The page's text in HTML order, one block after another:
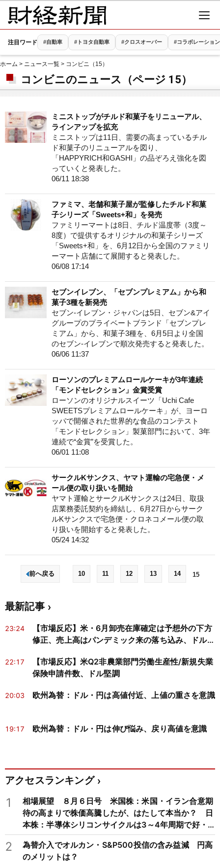
注目ワード #自動車 #トヨタ自動車 #クロスオーバー #コラボレーション
ホーム > ニュース一覧 > コンビニ（15）
コンビニのニュース（ページ 15）
ミニストップがチルド和菓子をリニューアル、
ラインアップを拡充
ミニストップは11日、需要の高まっているチル
ド和菓子のリニューアルを図り、
「HAPPYRICH和GASHI」の品ぞろえ強化を図
っていくと発表した。
06/11 18:38
ファミマ、老舗和菓子屋が監修したチルド和菓
子シリーズ「Sweets+和」を発売
ファミリーマートは8日、チルド温度帯（3度～
8度）で提供するオリジナルの和菓子シリーズ
「Sweets+和」を、6月12日から全国のファミリ
ーマート店舗にて展開すると発表した。
06/08 17:14
セブンイレブン、「セブンプレミアム」から和
菓子3種を新発売
セブン-イレブン・ジャパンは5日、セブン&アイ
グループのプライベートブランド「セブンプレ
ミアム」から、和菓子3種を、6月5日より全国
のセブン-イレブンで順次発売すると発表した。
06/06 11:37
ローソンのプレミアムロールケーキが3年連続
「モンドセレクション」金賞受賞
ローソンのオリジナルスイーツ「Uchi Cafe
SWEETSプレミアムロールケーキ」が、ヨーロ
ッパで開催された世界的な食品のコンテスト
「モンドセレクション」製菓部門において、3年
連続で“金賞”を受賞した。
06/01 11:08
サークルKサンクス、ヤマト運輸の宅急便・メ
ール便の取り扱いを開始
ヤマト運輸とサークルKサンクスは24日、取扱
店業務委託契約を締結し、6月27日からサーク
ルKサンクスで宅急便・クロネコメール便の取
り扱いを開始すると発表した。
05/24 14:32
前へ戻る 10 11 12 13 14 15
最新記事
23:24
【市場反応】米・6月卸売在庫確定は予想外の下方
修正、売上高はパンデミック来の落ち込み、ドルは
22:17
【市場反応】米Q2非農業部門労働生産性/新規失業
保険申請件数、ドル堅調
20:03 欧州為替：ドル・円は高値付近、上値の重さを意識
19:17 欧州為替：ドル・円は伸び悩み、戻り高値を意識
アクセスランキング
1
相場展望 ８月６日号 米国株：米国・イラン合意期
待の高まりで株価高騰したが、はたして本当か？ 日
本株：半導体シリコンサイクルは3～4年周期で好・
不況を繰り返すため注意
2
為替介入でオルカン・S&P500投信の含み益減 円高
のメリットは？